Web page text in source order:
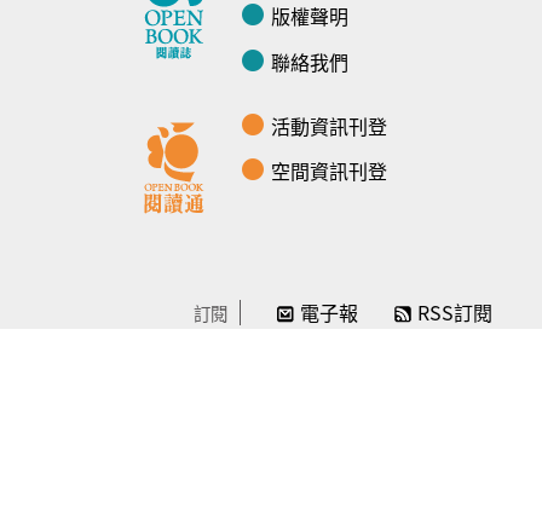
版權聲明
聯絡我們
活動資訊刊登
空間資訊刊登
訂閱 電子報 RSS訂閱